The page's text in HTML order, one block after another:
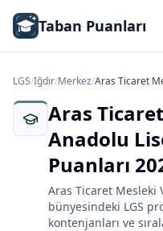
Taban Puanları
LGS/Iğdır/Merkez/Aras Ticaret
Aras
Anadolu
Puanları
Aras Ticaret Mesleki
bünyesindeki LGS
kontenjanları ve